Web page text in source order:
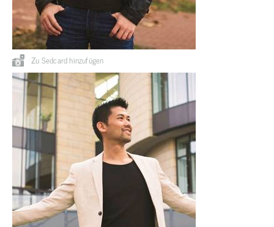
Zu Sedcard hinzufügen